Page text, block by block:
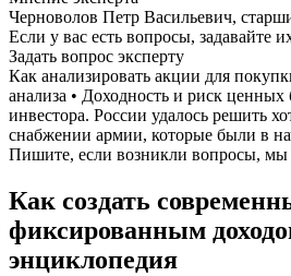
Черноволов Петр Васильевич,
Если у вас есть вопросы, задавайте
Задать вопрос эксперту
Как анализировать акции для
анализа • Доходность и риск ценных
инвестора. России удалось решить
снабжении армии, которые были в
Пишите, если возникли вопросы, мы
Как создать
фиксированным
энциклопедия